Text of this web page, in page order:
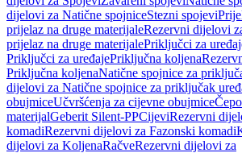
dijelovi za Natične spojniceStezni spojevi
prijelaz na druge materijaleRezervni dijelovi
prijelaz na druge materijalePriključci za
Priključci za uređajePriključna koljena
Priključna koljenaNatične spojnice za
dijelovi za Natične spojnice za priključak
obujmiceUčvršćenja za cijevne obujmice
materijalGeberit Silent-PPCijeviRezervni
komadiRezervni dijelovi za Fazonski komadi
dijelovi za KoljenaRačveRezervni dijelovi za